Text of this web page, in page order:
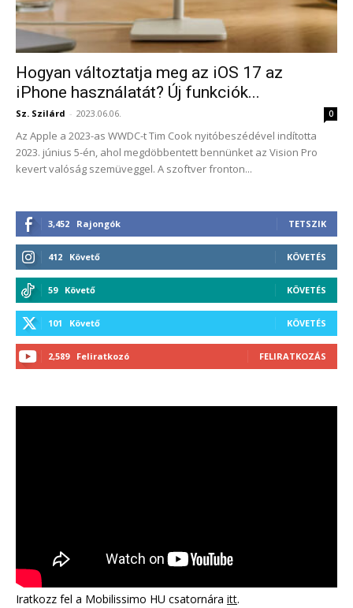
Hogyan változtatja meg az iOS 17 az
iPhone használatát? Új funkciók...
Sz. Szilárd - 2023.06.06. 0
Az Apple a 2023-as WWDC-t Tim Cook nyitóbeszédével indította
2023. június 5-én, ahol megdöbbentett bennünket az Vision Pro
kevert valóság szemüveggel. A szoftver fronton...
3,452 Rajongók TETSZIK
412 Követő KÖVETÉS
59 Követő KÖVETÉS
101 Követő KÖVETÉS
2,589 Feliratkozó FELIRATKOZÁS
Iratkozz fel a Mobilissimo HU csatornára itt.